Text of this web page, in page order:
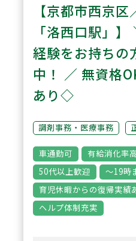
用】
姫路・神戸・京
用のため、通勤
を伴う異動はあ
盤を変えずに働
根ざして長くキ
方に適した環境
POINT3
【年間休日120
率75％でWLB充
職場環境の充実
【京都市西京
「洛西口駅」
経験をお持ちの
中！ ／ 無資格
あり◇
調剤事務・医療事務
車通勤可 有給消化率
50代以上歓迎
～19時
育児休暇からの復帰実績
ヘルプ体制充実